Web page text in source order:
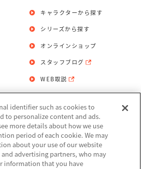
キャラクターから探す
シリーズから探す
オンラインショップ
スタッフブログ
WEB取説
せ 個人情報保護方針
Sell or Share My Personal
Information
identifier such as cookies to
to personalize content and ads.
more details about how we use
period of each cookie. We may
about your use of our website
advertising partners, who may
information that you have